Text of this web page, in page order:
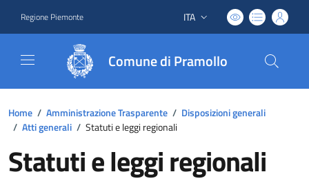
Regione Piemonte Lingua attiva:
ITA
Comune di Pramollo
Home / Amministrazione Trasparente / Disposizioni generali
/ Atti generali / Statuti e leggi regionali
Statuti e leggi regionali